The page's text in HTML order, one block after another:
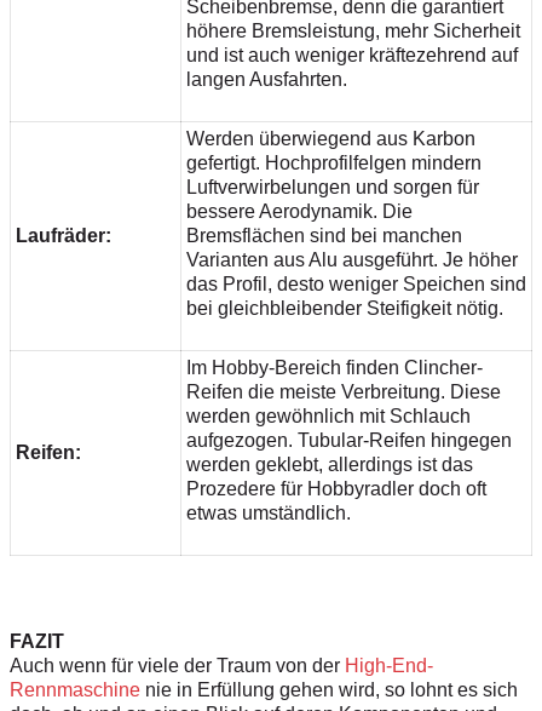
Scheibenbremse, denn die garantiert
höhere Bremsleistung, mehr Sicherheit
und ist auch weniger kräftezehrend auf
langen Ausfahrten.
Laufräder:
Werden überwiegend aus Karbon
gefertigt. Hochprofilfelgen mindern
Luftverwirbelungen und sorgen für
bessere Aerodynamik. Die
Bremsflächen sind bei manchen
Varianten aus Alu ausgeführt. Je höher
das Profil, desto weniger Speichen sind
bei gleichbleibender Steifigkeit nötig.
Reifen:
Im Hobby-Bereich finden Clincher-
Reifen die meiste Verbreitung. Diese
werden gewöhnlich mit Schlauch
aufgezogen. Tubular-Reifen hingegen
werden geklebt, allerdings ist das
Prozedere für Hobbyradler doch oft
etwas umständlich.
FAZIT
Auch wenn für viele der Traum von der High-End-
Rennmaschine nie in Erfüllung gehen wird, so lohnt es sich